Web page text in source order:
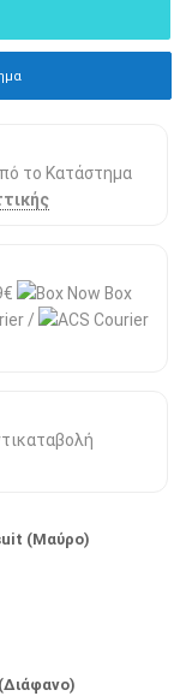
το Κατάστημα
Box
/
(Μαύρο)